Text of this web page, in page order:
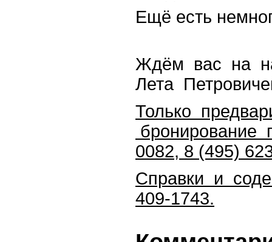
Ещё есть
Ждём вас на
Лета
Только
бронирование
0082, 8 (495)
Справки и
409-1743.